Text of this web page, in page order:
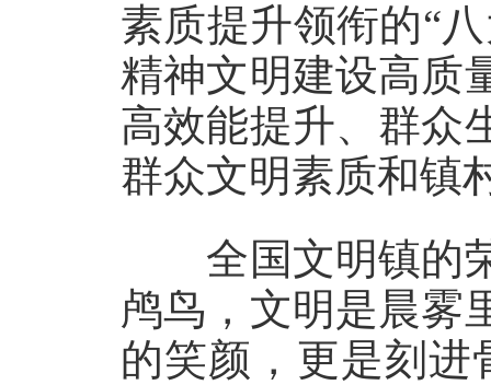
素质提升领衔的“
精神文明建设高质
高效能提升、群众
群众文明素质和镇
全国文明镇的荣
鸬鸟，文明是晨雾
的笑颜，更是刻进